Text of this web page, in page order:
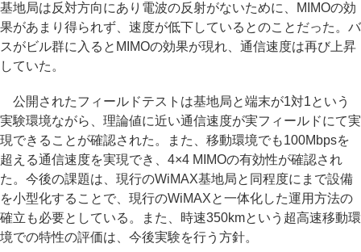
基地局は反対方向にあり電波の反射がないために、MIMOの効
果があまり得られず、速度が低下しているとのことだった。バ
スがビル群に入るとMIMOの効果が現れ、通信速度は再び上昇
していた。
公開されたフィールドテストは基地局と端末が1対1という
実験環境ながら、理論値に近い通信速度が実フィールドにて実
現できることが確認された。また、移動環境でも100Mbpsを
超える通信速度を実現でき、4×4 MIMOの有効性が確認され
た。今後の課題は、現行のWiMAX基地局と同程度にまで設備
を小型化することで、現行のWiMAXと一体化した運用方法の
確立も必要としている。また、時速350kmという超高速移動環
境での特性の評価は、今後実験を行う方針。